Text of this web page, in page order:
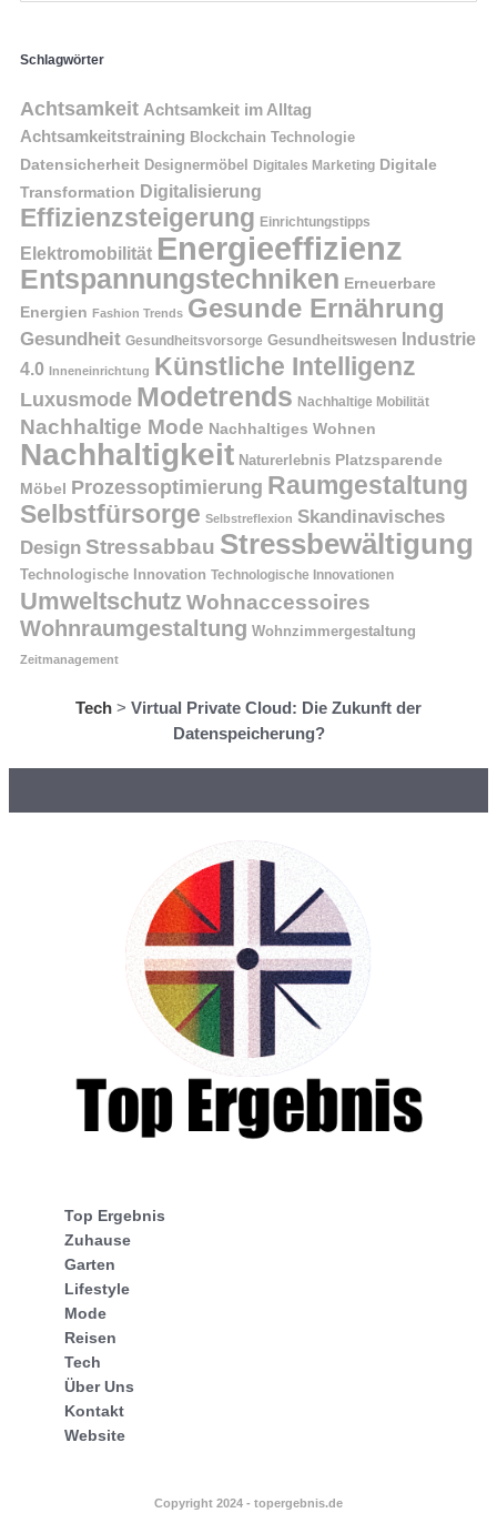
Schlagwörter
Achtsamkeit Achtsamkeit im Alltag
Achtsamkeitstraining Blockchain Technologie
Datensicherheit Designermöbel Digitales Marketing Digitale
Transformation Digitalisierung
Effizienzsteigerung Einrichtungstipps
Elektromobilität Energieeffizienz
Entspannungstechniken Erneuerbare
Energien Fashion Trends Gesunde Ernährung
Gesundheit Gesundheitsvorsorge Gesundheitswesen Industrie
4.0 Inneneinrichtung Künstliche Intelligenz
Luxusmode Modetrends Nachhaltige Mobilität
Nachhaltige Mode Nachhaltiges Wohnen
Nachhaltigkeit Naturerlebnis Platzsparende
Möbel
Prozessoptimierung Raumgestaltung
Selbstfürsorge Selbstreflexion Skandinavisches
Design Stressabbau Stressbewältigung
Technologische Innovation Technologische Innovationen
Umweltschutz Wohnaccessoires
Wohnraumgestaltung Wohnzimmergestaltung
Zeitmanagement
Tech > Virtual Private Cloud: Die Zukunft der
Datenspeicherung?
Top Ergebnis
Zuhause
Garten
Lifestyle
Mode
Reisen
Tech
Über Uns
Kontakt
Website
Copyright 2024 - topergebnis.de